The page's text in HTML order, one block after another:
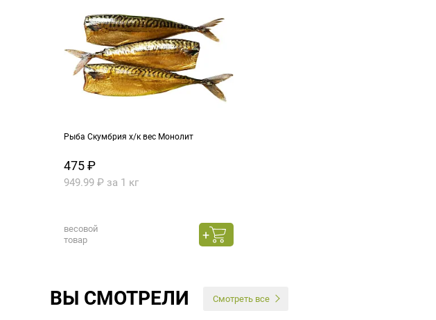
Рыба Скумбрия х/к вес Монолит
475 ₽
949.99 ₽ за 1 кг
весовой
товар
ВЫ СМОТРЕЛИ Смотреть все